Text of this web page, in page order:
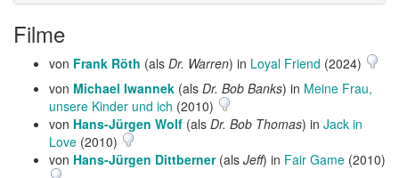
Filme
von Frank Röth (als Dr. Warren) in Loyal Friend (2024)
von Michael Iwannek (als Dr. Bob Banks) in Meine Frau,
unsere Kinder und ich (2010)
von Hans-Jürgen Wolf (als Dr. Bob Thomas) in Jack in
Love (2010)
von Hans-Jürgen Dittberner(als Jeff) in Fair Game (2010)